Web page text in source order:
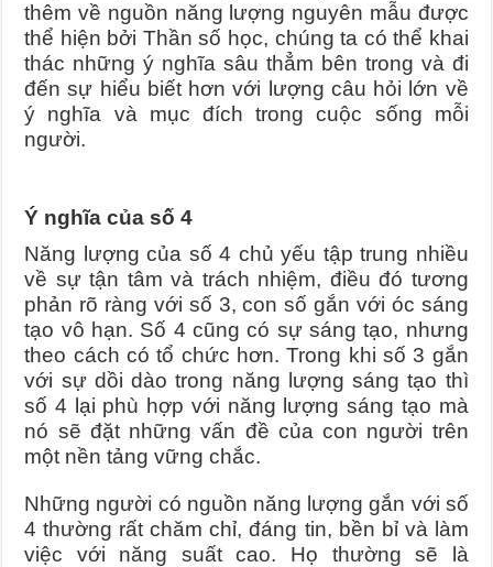
thêm về nguồn năng lượng nguyên mẫu được
thể hiện bởi Thần số học, chúng ta có thể khai
thác những ý nghĩa sâu thẳm bên trong và đi
đến sự hiểu biết hơn với lượng câu hỏi lớn về
ý nghĩa và mục đích trong cuộc sống mỗi
người.
Ý nghĩa của số 4
Năng lượng của số 4 chủ yếu tập trung nhiều
về sự tận tâm và trách nhiệm, điều đó tương
phản rõ ràng với số 3, con số gắn với óc sáng
tạo vô hạn. Số 4 cũng có sự sáng tạo, nhưng
theo cách có tổ chức hơn. Trong khi số 3 gắn
với sự dồi dào trong năng lượng sáng tạo thì
số 4 lại phù hợp với năng lượng sáng tạo mà
nó sẽ đặt những vấn đề của con người trên
một nền tảng vững chắc.
Những người có nguồn năng lượng gắn với số
4 thường rất chăm chỉ, đáng tin, bền bỉ và làm
việc với năng suất cao. Họ thường sẽ là